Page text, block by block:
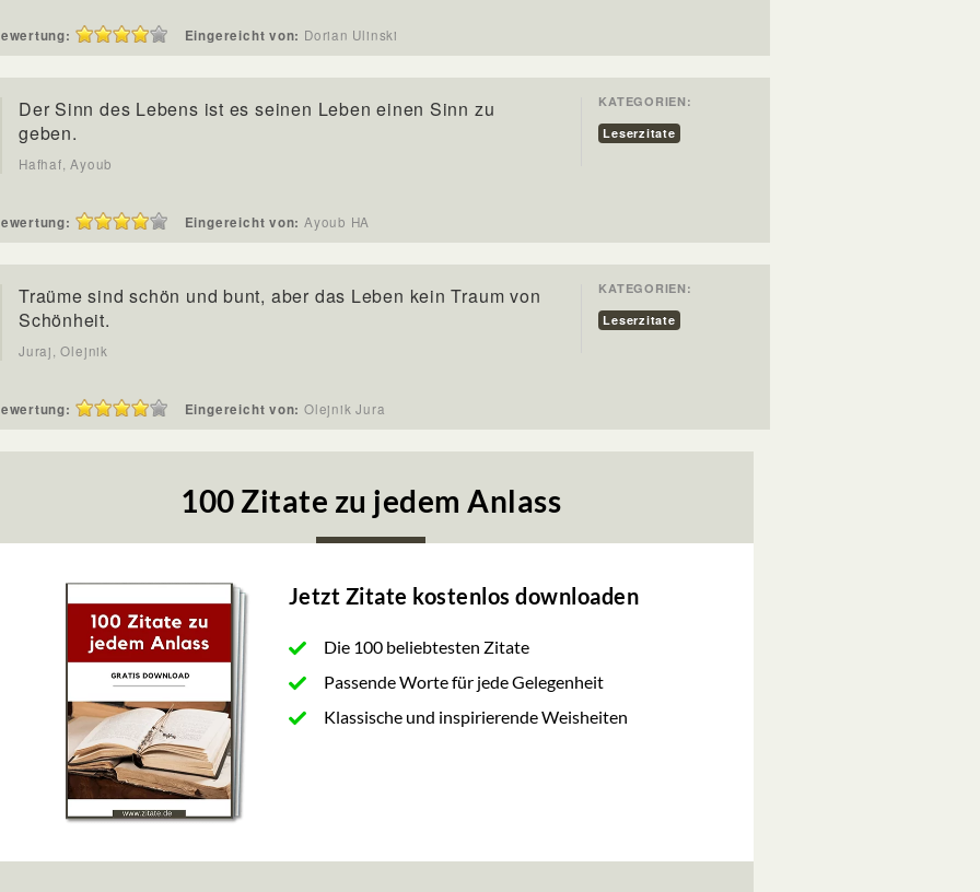
Eingereicht von: Dorian Ulinski
Der Sinn des Lebens ist es seinen Leben einen Sinn zu
geben.
Hafhaf, Ayoub
KATEGORIEN:
Leserzitate
Eingereicht von: Ayoub HA
Traüme sind schön und bunt, aber das Leben kein Traum von
Schönheit.
Juraj, Olejnik
KATEGORIEN:
Leserzitate
Eingereicht von: Olejnik Jura